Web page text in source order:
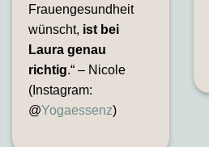
Frauengesundheit
wünscht, ist bei
Laura genau
richtig.“ – Nicole
(Instagram:
@Yogaessenz)